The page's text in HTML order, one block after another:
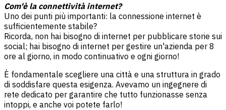
Com'è la connettività internet?
Uno dei punti più importanti: la connessione internet è
sufficientemente stabile?
Ricorda, non hai bisogno di internet per pubblicare storie sui
social; hai bisogno di internet per gestire un'azienda per 8
ore al giorno, in modo continuativo e ogni giorno!
È fondamentale scegliere una città e una struttura in grado
di soddisfare questa esigenza. Avevamo un ingegnere di
rete dedicato per garantire che tutto funzionasse senza
intoppi, e anche voi potete farlo!